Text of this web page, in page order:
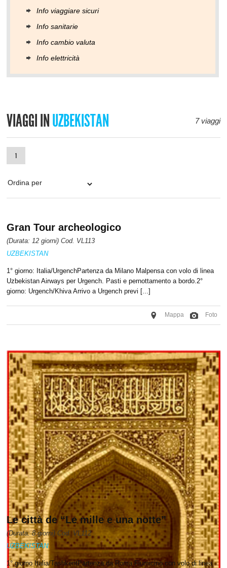
Info viaggiare sicuri
Info sanitarie
Info cambio valuta
Info elettricità
VIAGGI INUZBEKISTAN 7 viaggi
1
Gran Tour archeologico
(Durata: 12 giorni) Cod. VL113
UZBEKISTAN
1° giorno: Italia/UrgenchPartenza da Milano Malpensa con volo di linea
Uzbekistan Airways per Urgench. Pasti e pernottamento a bordo.2°
giorno: Urgench/Khiva Arrivo a Urgench previ [...]
Foto
Mappa
Le città de “Le mille e una notte”
(Durata: 8 giorni) Cod. VL112
UZBEKISTAN
1° giorno Italia/TashkentPartenza da Roma Fiumicino con volo di linea